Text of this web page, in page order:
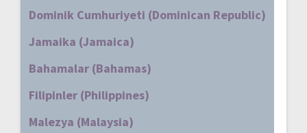
Dominik Cumhuriyeti (Dominican Republic)
Jamaika (Jamaica)
Bahamalar (Bahamas)
Filipinler (Philippines)
Malezya (Malaysia)